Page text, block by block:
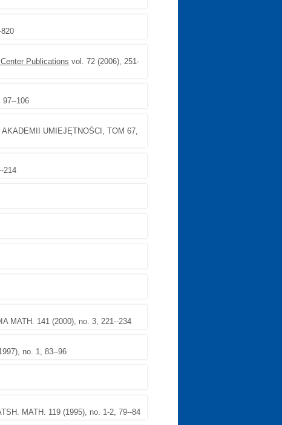
Publications vol. 72 (2006), 251-
97--106
UMIEJĘTNOŚCI, TOM 67,
214
MATH. 141 (2000), no. 3, 221--234
no. 1, 83--96
MATH. 119 (1995), no. 1-2, 79--84